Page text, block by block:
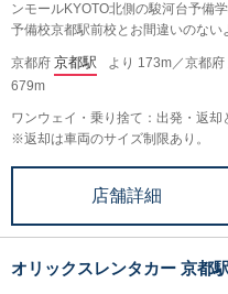
ンモールKYOTO北側の駿河台予備
予備校京都駅前校とお間違いのない
京都府 京都駅
より 173m／京都
679m
ワンウェイ・乗り捨て：出発・返却
※返却は車両のサイズ制限あり。
店舗詳細
オリックスレンタカー 京都